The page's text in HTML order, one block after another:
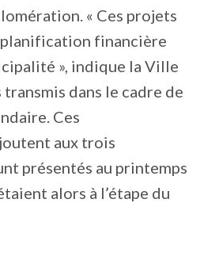
« Ces projets
planification financière
», indique la Ville
dans le cadre de
Ces
aux trois
présentés au printemps
alors à l’étape du